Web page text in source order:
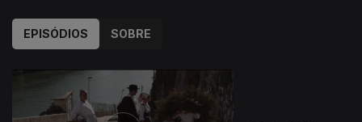
EPISÓDIOS SOBRE